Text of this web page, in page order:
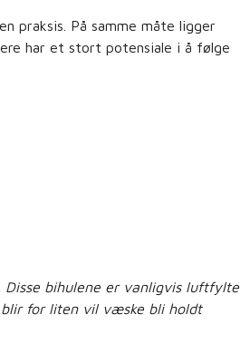
praksis. På samme måte ligger
har et stort potensiale i å følge
Disse bihulene er vanligvis luftfylte
blir for liten vil væske bli holdt